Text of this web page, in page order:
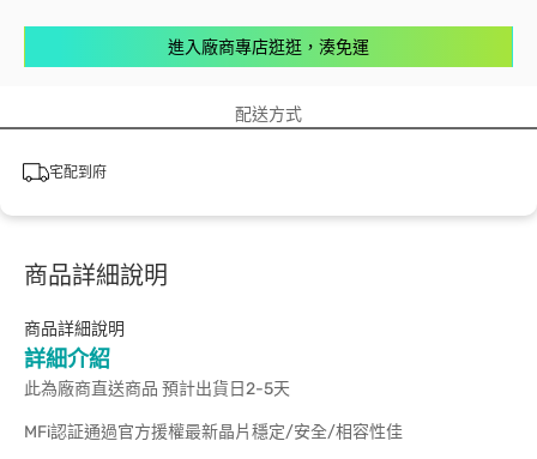
進入廠商專店逛逛，湊免運
配送方式
宅配到府
商品詳細說明
商品詳細說明
詳細介紹
此為廠商直送商品 預計出貨日2-5天
MFi認証通過官方援權最新晶片穩定/安全/相容性佳